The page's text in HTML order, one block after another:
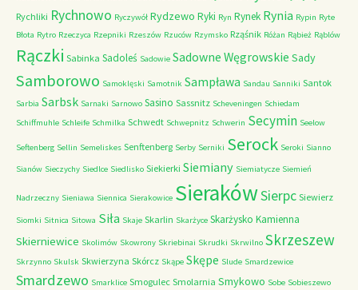
Rychliki Rychnowo Ryczywół Rydzewo Ryki Ryn Rynek Rynia Rypin Ryte
Błota Rytro Rzeczyca Rzepniki Rzeszów Rzuców Rzymsko Rząśnik Różan Rąbież Rąblów
Rączki Sabinka Sadoleś Sadowie Sadowne Węgrowskie Sady
Samborowo Samoklęski Samotnik Sampława Sandau Sanniki Santok
Sarbia Sarbsk Sarnaki Sarnowo Sasino Sassnitz Scheveningen Schiedam
Schiffmuhle Schleife Schmilka Schwedt Schwepnitz Schwerin Secymin Seelow
Seftenberg Sellin Semeliskes Senftenberg Serby Serniki Serock Seroki Sianno
Sianów Sieczychy Siedlce Siedlisko Siekierki Siemiany Siemiatycze Siemień
Nadrzeczny Sieniawa Siennica Sierakowice SierakówSierpc Siewierz
Siomki Sitnica Sitowa Siła Skaje Skarlin Skarżyce Skarżysko Kamienna
Skierniewice Skolimów Skowrony Skriebinai Skrudki Skrwilno Skrzeszew
Skrzynno Skulsk Skwierzyna Skórcz Skąpe Skępe Slude Smardzewice
Smardzewo Smarklice Smogulec Smolarnia Smykowo Sobe Sobieszewo